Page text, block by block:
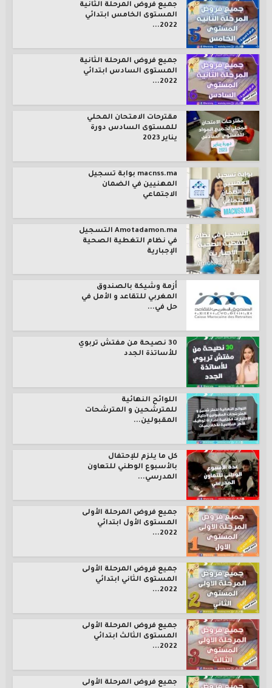
جميع فروض المرحلة الثانية
المستوى الخامس ابتدائي
2022...
جميع فروض المرحلة الثانية
المستوى السادس ابتدائي
2022...
مقترحات الامتحان المحلي
للمستوى السادس دورة
يناير 2023
macnss.ma بوابة تسجيل
المهنيين في الضمان
الاجتماعي
Amotadamon.ma التسجيل
في نظام التغطية الصحية
الإجبارية
أزمة وشيكة بالصندوق
المغربي للتقاعد و الأمل في
حل في...
30 نصيحة من مفتش تربوي
للأساتذة الجدد
اللوائح النهائية
للمترشحين و المترشحات
المقبولين...
كل ما يلزم للإحتفال
بالأسبوع الوطني للتعاون
المدرسي...
جميع فروض المرحلة الأولى
المستوى الأول ابتدائي
2022...
جميع فروض المرحلة الأولى
المستوى الثاني ابتدائي
2022...
جميع فروض المرحلة الأولى
المستوى الثالث ابتدائي
2022...
جميع فروض المرحلة الأولى